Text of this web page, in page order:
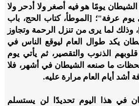
يومًا هو فيه أصغر ولا أدحر ولا
يوم عرفة"؛ [الموطأ، كتاب الحج، باب
الحج، رقم 1024]، وذلك لما يرى من تنزل الرحمة وتجاوز
يكد طوال العام ليوقع الناس في
الذنوب والتقصير، ثم يأتي يوم
ما صنعه الشيطان في أشهر، فلا
أيام العام مرارة عليه.
في هذا اليوم تحديدًا لن يستسلم